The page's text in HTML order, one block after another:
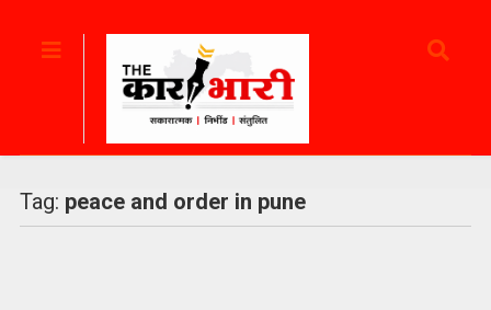
Tag: peace and order in pune